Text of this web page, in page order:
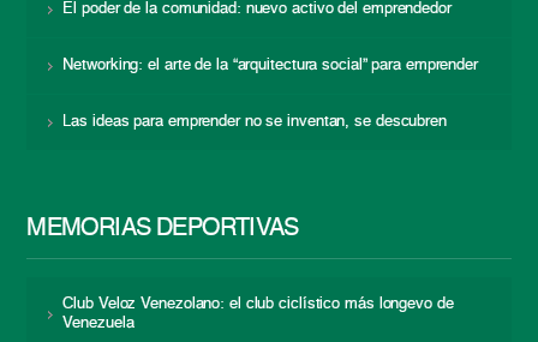
El poder de la comunidad: nuevo activo del emprendedor
Networking: el arte de la “arquitectura social” para emprender
Las ideas para emprender no se inventan, se descubren
MEMORIAS DEPORTIVAS
Club Veloz Venezolano: el club ciclístico más longevo de
Venezuela